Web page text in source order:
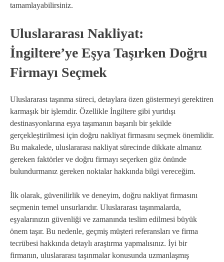
tamamlayabilirsiniz.
Uluslararası Nakliyat:
İngiltere’ye Eşya Taşırken Doğru
Firmayı Seçmek
Uluslararası taşınma süreci, detaylara özen göstermeyi gerektiren
karmaşık bir işlemdir. Özellikle İngiltere gibi yurtdışı
destinasyonlarına eşya taşımanın başarılı bir şekilde
gerçekleştirilmesi için doğru nakliyat firmasını seçmek önemlidir.
Bu makalede, uluslararası nakliyat sürecinde dikkate almanız
gereken faktörler ve doğru firmayı seçerken göz önünde
bulundurmanız gereken noktalar hakkında bilgi vereceğim.
İlk olarak, güvenilirlik ve deneyim, doğru nakliyat firmasını
seçmenin temel unsurlarıdır. Uluslararası taşınmalarda,
eşyalarınızın güvenliği ve zamanında teslim edilmesi büyük
önem taşır. Bu nedenle, geçmiş müşteri referansları ve firma
tecrübesi hakkında detaylı araştırma yapmalısınız. İyi bir
firmanın, uluslararası taşınmalar konusunda uzmanlaşmış